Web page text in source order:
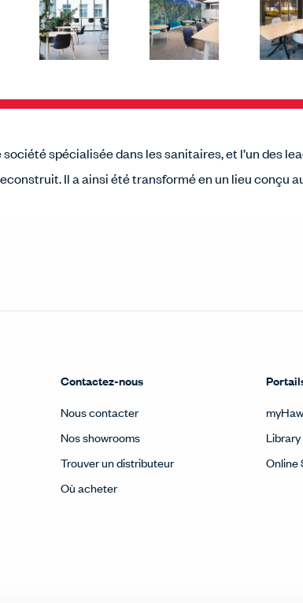
spécialisée dans les sanitaires, et l’un des
Il a ainsi été transformé en un lieu conçu
Contactez-nous
Nous contacter
Nos showrooms
Trouver un distributeur
Où acheter
Library
Online